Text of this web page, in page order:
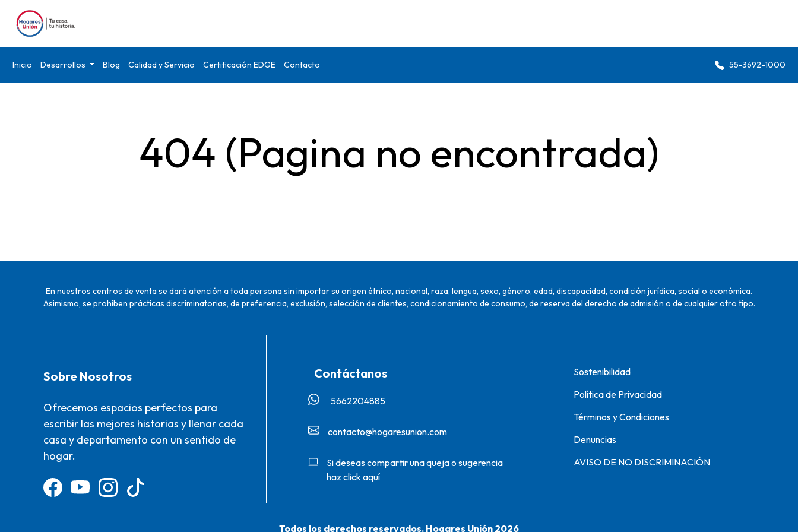
Inicio Desarrollos Blog Calidad y Servicio Certificación EDGE Contacto 55-3692-1000
404 (Pagina no encontrada)
En nuestros centros de venta se dará atención a toda persona sin importar su origen étnico, nacional, raza, lengua, sexo, género, edad, discapacidad, condición jurídica, social o económica.
Asimismo, se prohíben prácticas discriminatorias, de preferencia, exclusión, selección de clientes, condicionamiento de consumo, de reserva del derecho de admisión o de cualquier otro tipo.
Sobre Nosotros
Ofrecemos espacios perfectos para
escribir las mejores historias y llenar cada
casa y departamento con un sentido de
hogar.
Contáctanos
5662204885‬
contacto@hogaresunion.com
Si deseas compartir una queja o sugerencia
haz click aquí
Sostenibilidad
Política de Privacidad
Términos y Condiciones
Denuncias
AVISO DE NO DISCRIMINACIÓN
Todos los derechos reservados. Hogares Unión 2026